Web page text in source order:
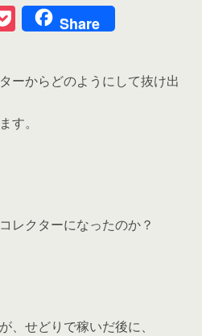
P
ck
et
Share
ーからどのようにして抜け出
す。
レクターになったのか？
、せどりで稼いだ後に、